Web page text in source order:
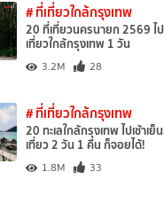
# ที่เที่ยวใกล้กรุงเทพ
20 ที่เที่ยวนครนายก 2569 ไ
เที่ยวใกล้กรุงเทพ 1 วัน
3.2M 28
# ที่เที่ยวใกล้กรุงเทพ
20 ทะเลใกล้กรุงเทพ ไปเช้าเ
เที่ยว 2 วัน 1 คืน ก็จอยได้!
1.8M 33